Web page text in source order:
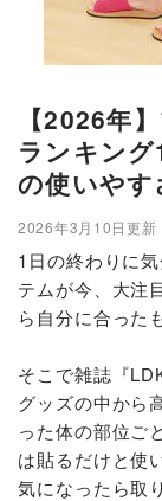
【2026年
ランキン
の使いやす
2026年3月10日更新
1日の終わりに
テムが今、大注
ら自分に合った
そこで雑誌『
グッズの中から
った体の部位ご
は貼るだけと使
気になったら取